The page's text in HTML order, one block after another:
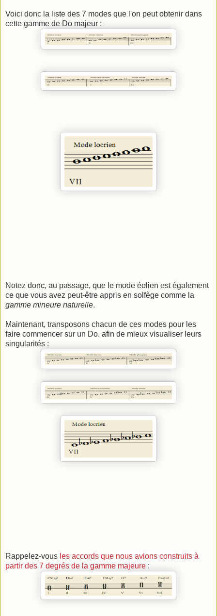
Voici donc la liste des 7 modes que l'on peut obtenir dans
cette gamme de Do majeur :
Notez donc, au passage, que le mode éolien est également
ce que vous avez peut-être appris en solfège comme la
gamme mineure naturelle.
Maintenant, transposons chacun de ces modes pour les
faire commencer sur un Do, afin de mieux visualiser leurs
singularités :
Rappelez-vous les accords que nous avions construits à
partir des 7 degrés de la gamme majeure :